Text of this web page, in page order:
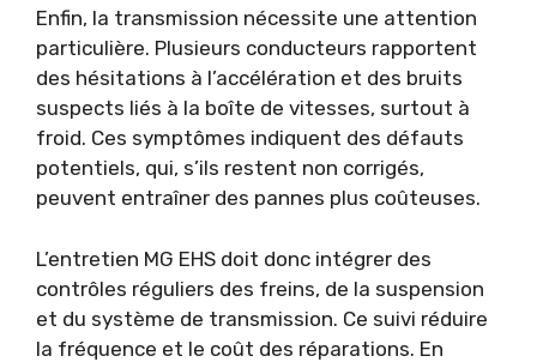
Enfin, la transmission nécessite une attention
particulière. Plusieurs conducteurs rapportent
des hésitations à l’accélération et des bruits
suspects liés à la boîte de vitesses, surtout à
froid. Ces symptômes indiquent des défauts
potentiels, qui, s’ils restent non corrigés,
peuvent entraîner des pannes plus coûteuses.
L’entretien MG EHS doit donc intégrer des
contrôles réguliers des freins, de la suspension
et du système de transmission. Ce suivi réduire
la fréquence et le coût des réparations. En